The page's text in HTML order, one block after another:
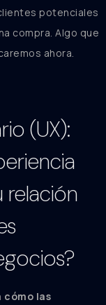
potenciales
compra. Algo que
ahora.
(UX):
relación
cómo las